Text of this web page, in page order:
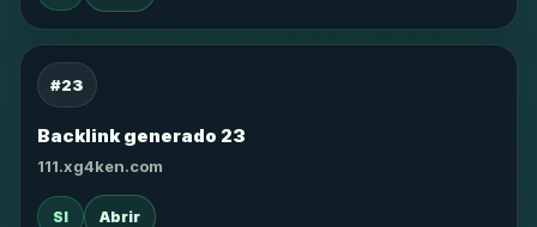
#23
Backlink generado 23
111.xg4ken.com
SI Abrir